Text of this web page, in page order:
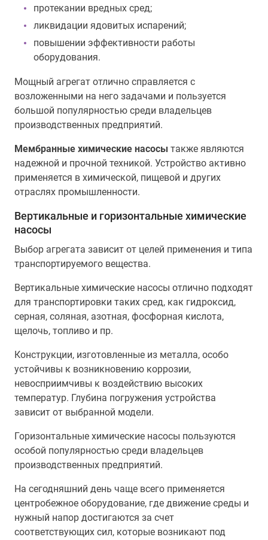
протекании вредных сред;
ликвидации ядовитых испарений;
повышении эффективности работы
оборудования.
Мощный агрегат отлично справляется с
возложенными на него задачами и пользуется
большой популярностью среди владельцев
производственных предприятий.
Мембранные химические насосы также являются
надежной и прочной техникой. Устройство активно
применяется в химической, пищевой и других
отраслях промышленности.
Вертикальные и горизонтальные химические
насосы
Выбор агрегата зависит от целей применения и типа
транспортируемого вещества.
Вертикальные химические насосы отлично подходят
для транспортировки таких сред, как гидроксид,
серная, соляная, азотная, фосфорная кислота,
щелочь, топливо и пр.
Конструкции, изготовленные из металла, особо
устойчивы к возникновению коррозии,
невосприимчивы к воздействию высоких
температур. Глубина погружения устройства
зависит от выбранной модели.
Горизонтальные химические насосы пользуются
особой популярностью среди владельцев
производственных предприятий.
На сегодняшний день чаще всего применяется
центробежное оборудование, где движение среды и
нужный напор достигаются за счет
соответствующих сил, которые возникают под